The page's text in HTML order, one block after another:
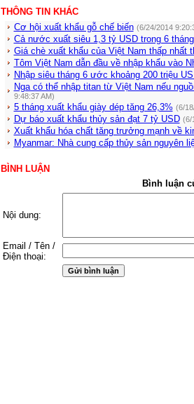
THÔNG TIN KHÁC
Cơ hội xuất khẩu gỗ chế biến (6/24/2014
Cả nước xuất siêu 1,3 tỷ USD trong 6
Giá chè xuất khẩu của Việt Nam thấp nhất
Tôm Việt Nam dẫn đầu về nhập khẩu vào
Nhập siêu tháng 6 ước khoảng 200 triệu
Nga có thể nhập titan từ Việt Nam nếu
9:48:37 AM)
5 tháng xuất khẩu giày dép tăng 26,3% (6/
Dự báo xuất khẩu thủy sản đạt 7 tỷ USD (6/
Xuất khẩu hóa chất tăng trưởng mạnh về
Myanmar: Nhà cung cấp thủy sản nguyên
BÌNH LUẬN
Bình luận
Nội dung:
Email / Tên /
Điện thoại: